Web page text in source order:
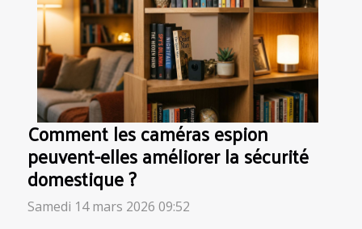
Comment les caméras espion
peuvent-elles améliorer la sécurité
domestique ?
Samedi 14 mars 2026 09:52